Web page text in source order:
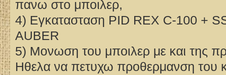
πανω στο μποιλερ,
4) Εγκατασταση PID REX C-100 +
AUBER
5) Μονωση του μποιλερ με και της
Ηθελα να πετυχω προθερμανση του